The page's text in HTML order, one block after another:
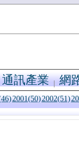
通訊產業 網
2001(50)2002(51)